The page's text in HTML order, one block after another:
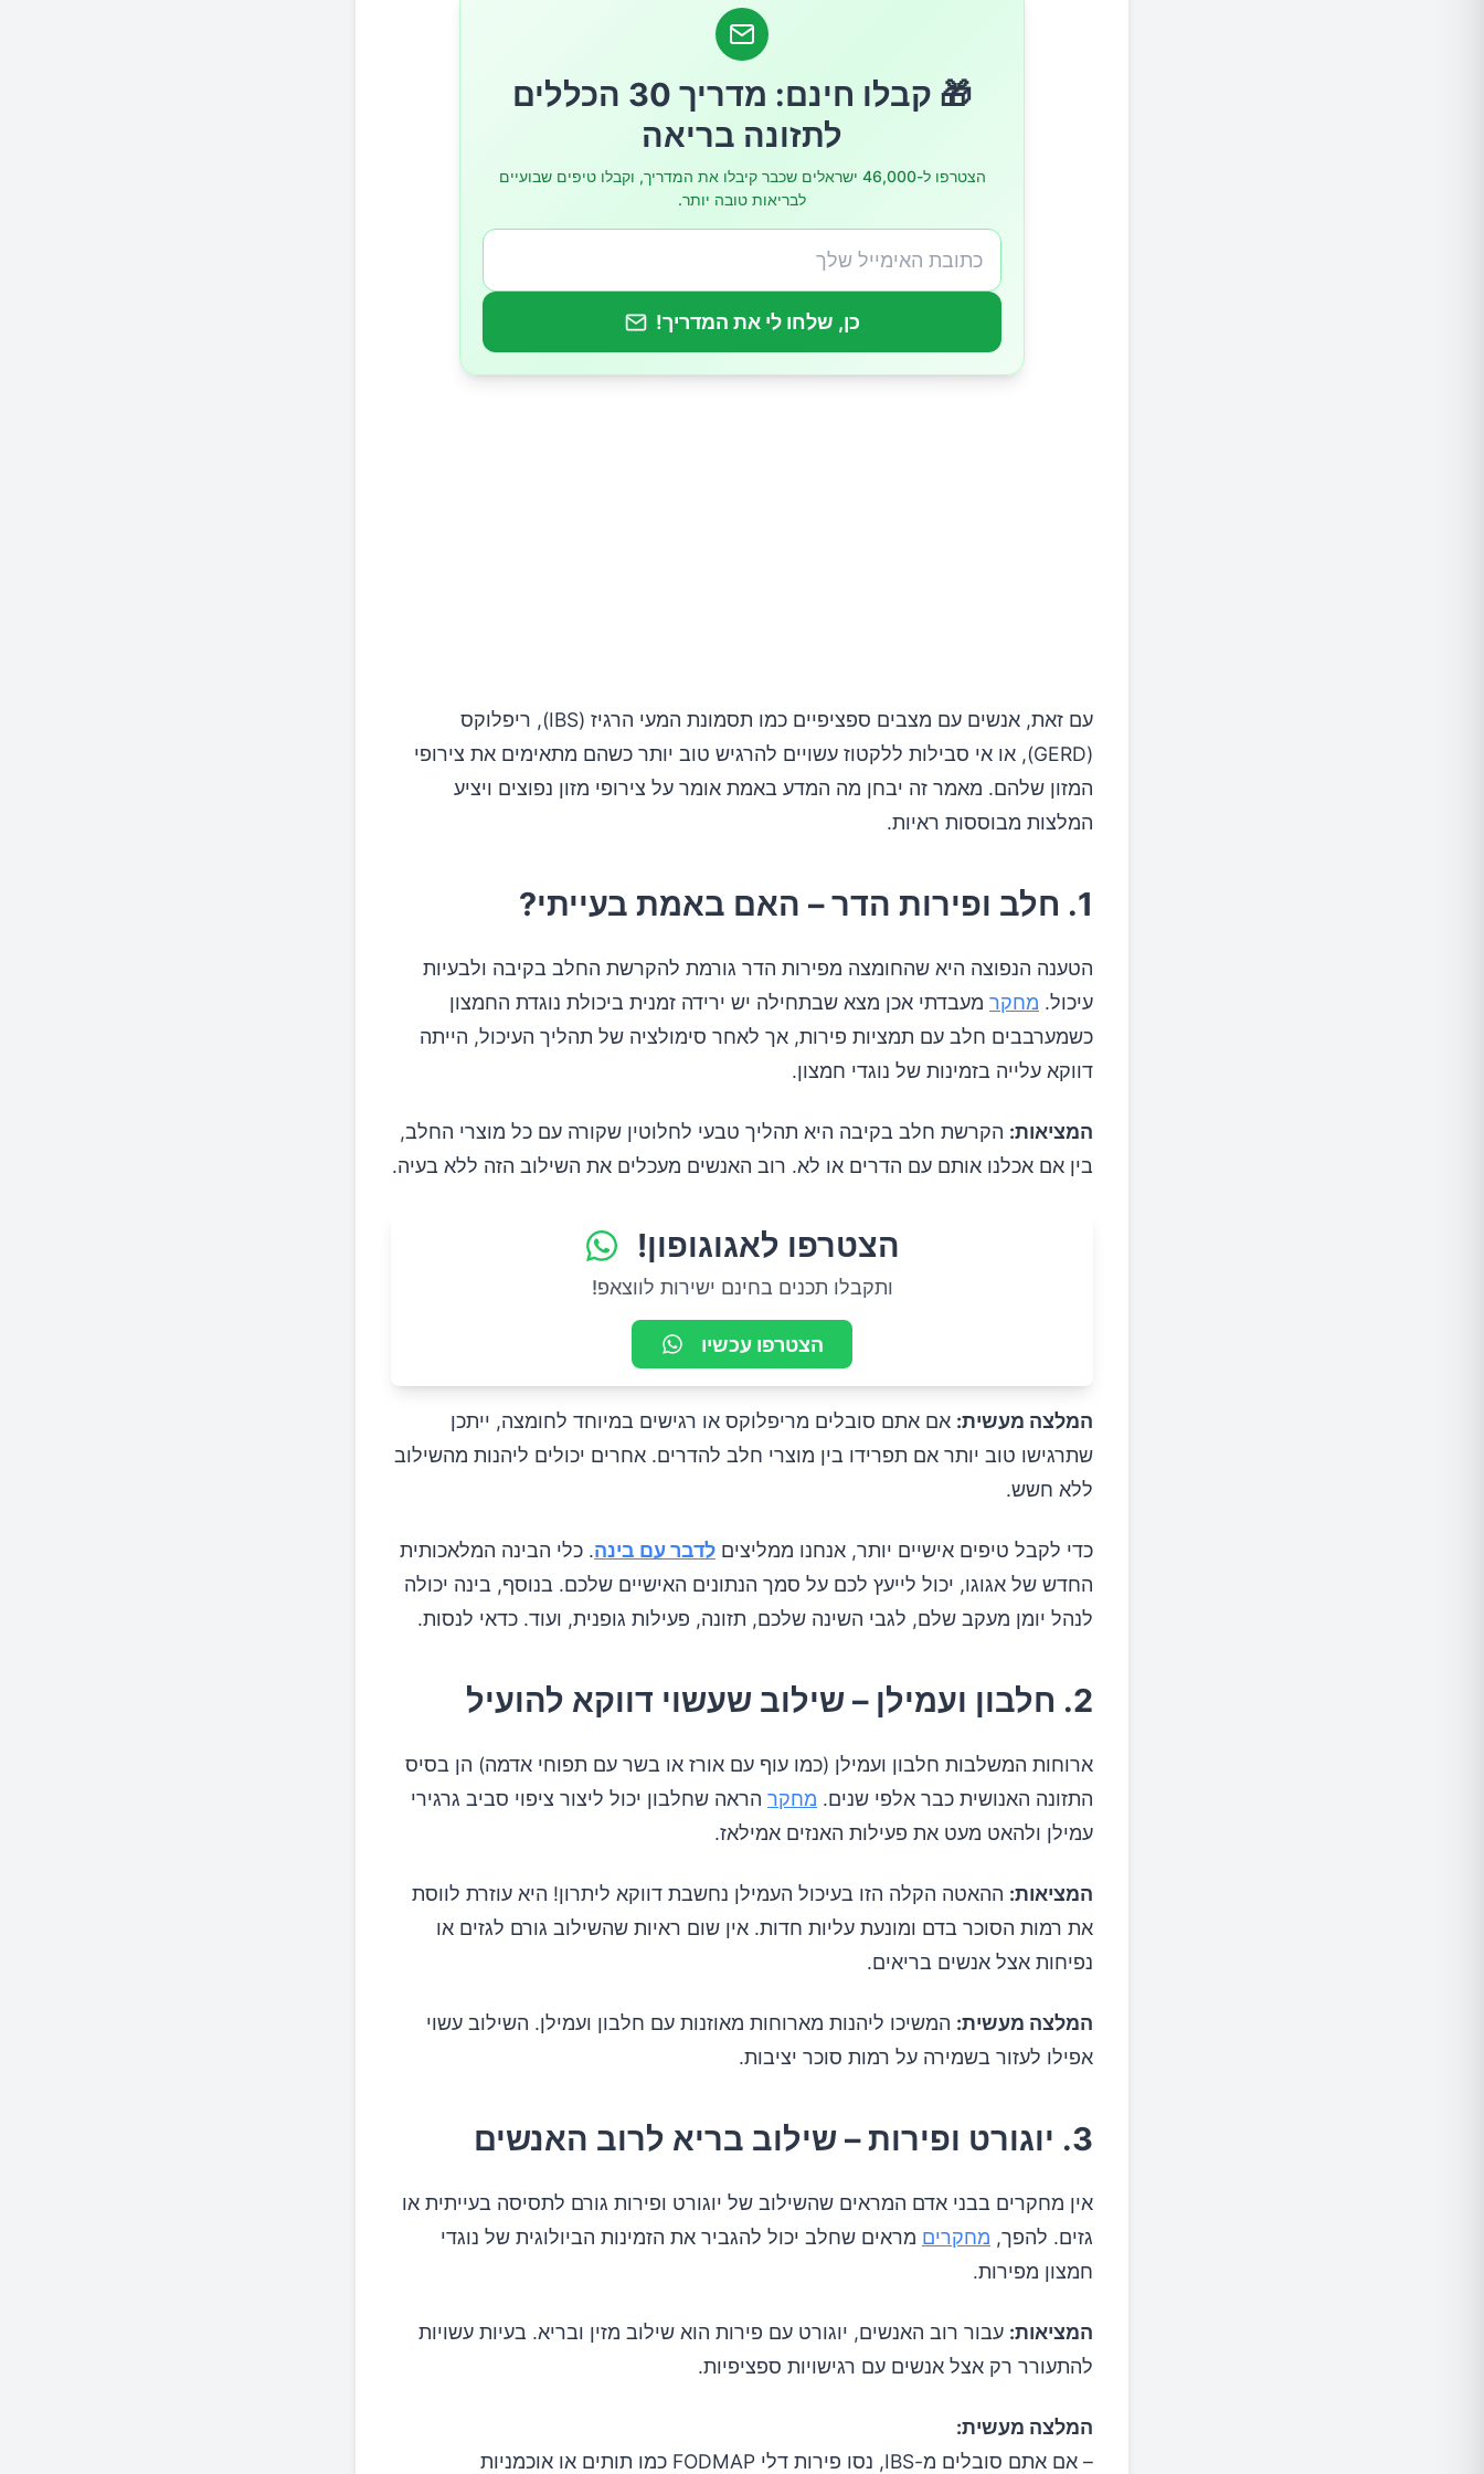
צירופי מזון שכן מועילים – מבוססי מדע
המלצות אישיות לבעיות עיכול נפוצות
🎁 קבלו חינם: מדריך 30 הכללים
לתזונה בריאה
הצטרפו ל-46,000 ישראלים שכבר קיבלו את המדריך, וקבלו טיפים שבועיים
לבריאות טובה יותר.
כן, שלחו לי את המדריך!
עם זאת, אנשים עם מצבים ספציפיים כמו תסמונת המעי הרגיז (IBS), ריפלוקס
(GERD), או אי סבילות ללקטוז עשויים להרגיש טוב יותר כשהם מתאימים את צירופי
המזון שלהם. מאמר זה יבחן מה המדע באמת אומר על צירופי מזון נפוצים ויציע
המלצות מבוססות ראיות.
1. חלב ופירות הדר – האם באמת בעייתי?
הטענה הנפוצה היא שהחומצה מפירות הדר גורמת להקרשת החלב בקיבה ולבעיות
עיכול. מחקר מעבדתי אכן מצא שבתחילה יש ירידה זמנית ביכולת נוגדת החמצון
כשמערבבים חלב עם תמציות פירות, אך לאחר סימולציה של תהליך העיכול, הייתה
דווקא עלייה בזמינות של נוגדי חמצון.
המציאות: הקרשת חלב בקיבה היא תהליך טבעי לחלוטין שקורה עם כל מוצרי החלב,
בין אם אכלנו אותם עם הדרים או לא. רוב האנשים מעכלים את השילוב הזה ללא בעיה.
הצטרפו לאגוגופון!
ותקבלו תכנים בחינם ישירות לווצאפ!
הצטרפו עכשיו
המלצה מעשית: אם אתם סובלים מריפלוקס או רגישים במיוחד לחומצה, ייתכן
שתרגישו טוב יותר אם תפרידו בין מוצרי חלב להדרים. אחרים יכולים ליהנות מהשילוב
ללא חשש.
כדי לקבל טיפים אישיים יותר, אנחנו ממליצים לדבר עם בינה. כלי הבינה המלאכותית
החדש של אגוגו, יכול לייעץ לכם על סמך הנתונים האישיים שלכם. בנוסף, בינה יכולה
לנהל יומן מעקב שלם, לגבי השינה שלכם, תזונה, פעילות גופנית, ועוד. כדאי לנסות.
2. חלבון ועמילן – שילוב שעשוי דווקא להועיל
ארוחות המשלבות חלבון ועמילן (כמו עוף עם אורז או בשר עם תפוחי אדמה) הן בסיס
התזונה האנושית כבר אלפי שנים. מחקר הראה שחלבון יכול ליצור ציפוי סביב גרגירי
עמילן ולהאט מעט את פעילות האנזים אמילאז.
המציאות: ההאטה הקלה הזו בעיכול העמילן נחשבת דווקא ליתרון! היא עוזרת לווסת
את רמות הסוכר בדם ומונעת עליות חדות. אין שום ראיות שהשילוב גורם לגזים או
נפיחות אצל אנשים בריאים.
המלצה מעשית: המשיכו ליהנות מארוחות מאוזנות עם חלבון ועמילן. השילוב עשוי
אפילו לעזור בשמירה על רמות סוכר יציבות.
3. יוגורט ופירות – שילוב בריא לרוב האנשים
אין מחקרים בבני אדם המראים שהשילוב של יוגורט ופירות גורם לתסיסה בעייתית או
גזים. להפך, מחקרים מראים שחלב יכול להגביר את הזמינות הביולוגית של נוגדי
חמצון מפירות.
המציאות: עבור רוב האנשים, יוגורט עם פירות הוא שילוב מזין ובריא. בעיות עשויות
להתעורר רק אצל אנשים עם רגישויות ספציפיות.
המלצה מעשית:
– אם אתם סובלים מ-IBS, נסו פירות דלי FODMAP כמו תותים או אוכמניות